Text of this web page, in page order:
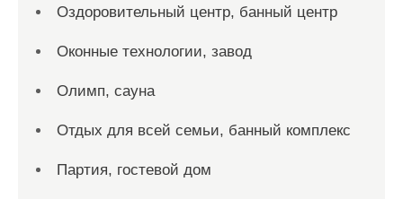
Оздоровительный центр, банный центр
Оконные технологии, завод
Олимп, сауна
Отдых для всей семьи, банный комплекс
Партия, гостевой дом